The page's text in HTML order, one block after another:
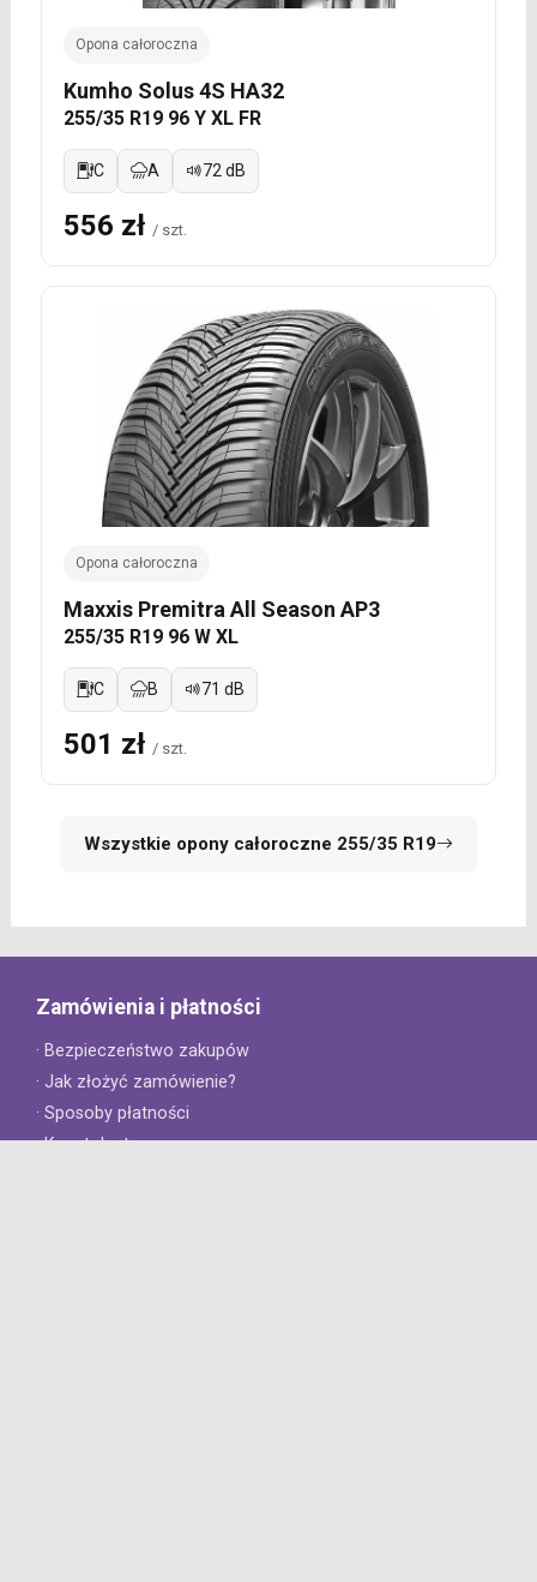
Opona całoroczna
Kumho Solus 4S HA32
255/35 R19 96 Y XL FR
C A 72 dB
556 zł / szt.
Opona całoroczna
Maxxis Premitra All Season AP3
255/35 R19 96 W XL
C B 71 dB
501 zł / szt.
Wszystkie opony całoroczne 255/35 R19
Zamówienia i płatności
· Bezpieczeństwo zakupów
· Jak złożyć zamówienie?
· Sposoby płatności
· Koszt dostawy